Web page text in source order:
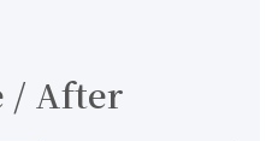
/ After